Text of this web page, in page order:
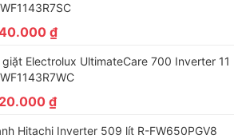
khuẩn khử mùi
Power 3 lớp:
99%, ngăn chặn hiệu quả các mùi khó chịu
cá sống. Giữ không gian bên trong tủ lạnh
đãng, mang lại cảm giác dễ chịu mỗi khi
₫
giặt Electrolux UltimateCare 700 Inverter 11
₫
Hitachi Inverter 509 lít R-FW650PGV8